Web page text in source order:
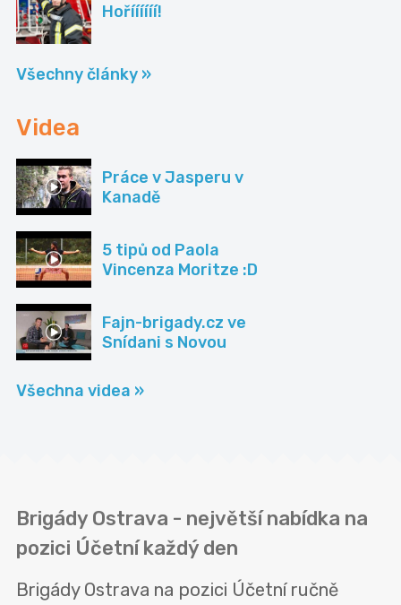
Hoříííííí!
Všechny články »
Videa
Práce v Jasperu v
Kanadě
5 tipů od Paola
Vincenza Moritze :D
Fajn-brigady.cz ve
Snídani s Novou
Všechna videa »
Brigády Ostrava - největší nabídka na
pozici Účetní každý den
Brigády Ostrava na pozici Účetní ručně